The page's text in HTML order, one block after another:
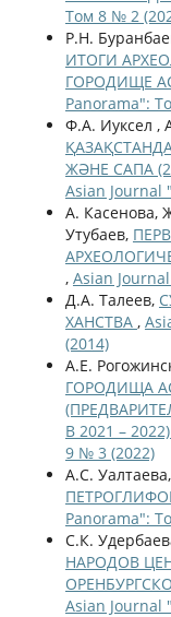
Том 8 № 2
Р.Н.
ИТОГИ
ГОРОДИЩЕ
Panorama":
Ф.А. Иуксел ,
ЖӘНЕ САПА
Asian Journal
А. Касенова,
Утубаев,
, Asian
Д.А. Талеев,
ХАНСТВА ,
(2014)
А.Е.
ГОРОДИЩА
В 2021 – 2022)
9 № 3 (2022)
А.С. Уалтаева,
Panorama":
С.К.
НАРОДОВ
Asian Journal